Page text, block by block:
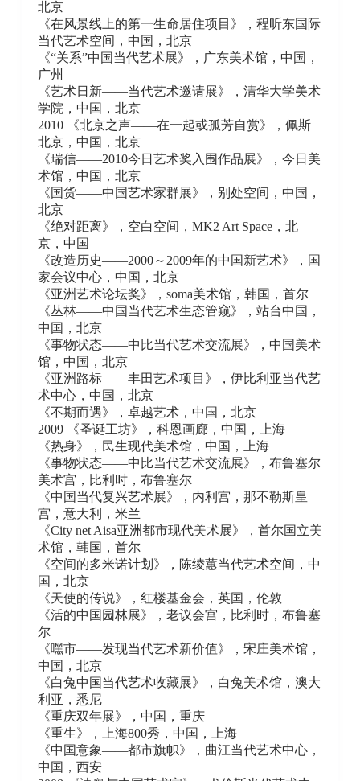
北京
《在风景线上的第一生命居住项目》，程昕东国际
当代艺术空间，中国，北京
《“关系”中国当代艺术展》，广东美术馆，中国，
广州
《艺术日新——当代艺术邀请展》，清华大学美术
学院，中国，北京
2010 《北京之声——在一起或孤芳自赏》，佩斯
北京，中国，北京
《瑞信——2010今日艺术奖入围作品展》，今日美
术馆，中国，北京
《国货——中国艺术家群展》，别处空间，中国，
北京
《绝对距离》，空白空间，MK2 Art Space，北
京，中国
《改造历史——2000～2009年的中国新艺术》，国
家会议中心，中国，北京
《亚洲艺术论坛奖》，soma美术馆，韩国，首尔
《丛林——中国当代艺术生态管窥》，站台中国，
中国，北京
《事物状态——中比当代艺术交流展》，中国美术
馆，中国，北京
《亚洲路标——丰田艺术项目》，伊比利亚当代艺
术中心，中国，北京
《不期而遇》，卓越艺术，中国，北京
2009 《圣诞工坊》，科恩画廊，中国，上海
《热身》，民生现代美术馆，中国，上海
《事物状态——中比当代艺术交流展》，布鲁塞尔
美术宫，比利时，布鲁塞尔
《中国当代复兴艺术展》，内利宫，那不勒斯皇
宫，意大利，米兰
《City net Aisa亚洲都市现代美术展》，首尔国立美
术馆，韩国，首尔
《空间的多米诺计划》，陈绫蕙当代艺术空间，中
国，北京
《天使的传说》，红楼基金会，英国，伦敦
《活的中国园林展》，老议会宫，比利时，布鲁塞
尔
《嘿市——发现当代艺术新价值》，宋庄美术馆，
中国，北京
《白兔中国当代艺术收藏展》，白兔美术馆，澳大
利亚，悉尼
《重庆双年展》，中国，重庆
《重生》，上海800秀，中国，上海
《中国意象——都市旗帜》，曲江当代艺术中心，
中国，西安